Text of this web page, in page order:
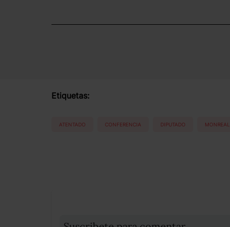
Etiquetas:
ATENTADO CONFERENCIA DIPUTADO MONREAL